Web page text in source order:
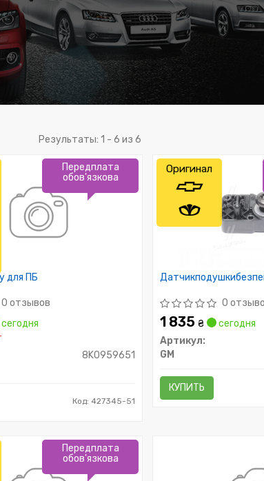
Результаты: 1 - 6 из 6
для ПБ
0 отзывов
сегодня
8K0959651
Код: 427345-51
Передплата
обов'язкова
0
1 835₴
сегодня
Артикул:
GM
КУПИТЬ
Оригинал
Передплата
обов'язкова